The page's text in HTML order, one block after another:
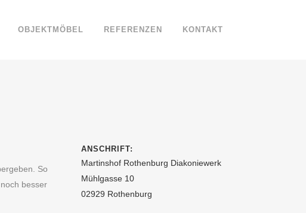
OBJEKTMÖBEL REFERENZEN KONTAKT
So
besser
ANSCHRIFT:
Martinshof Rothenburg Diakoniewerk
Mühlgasse 10
02929 Rothenburg